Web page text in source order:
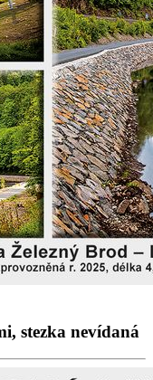
stezka nevídaná